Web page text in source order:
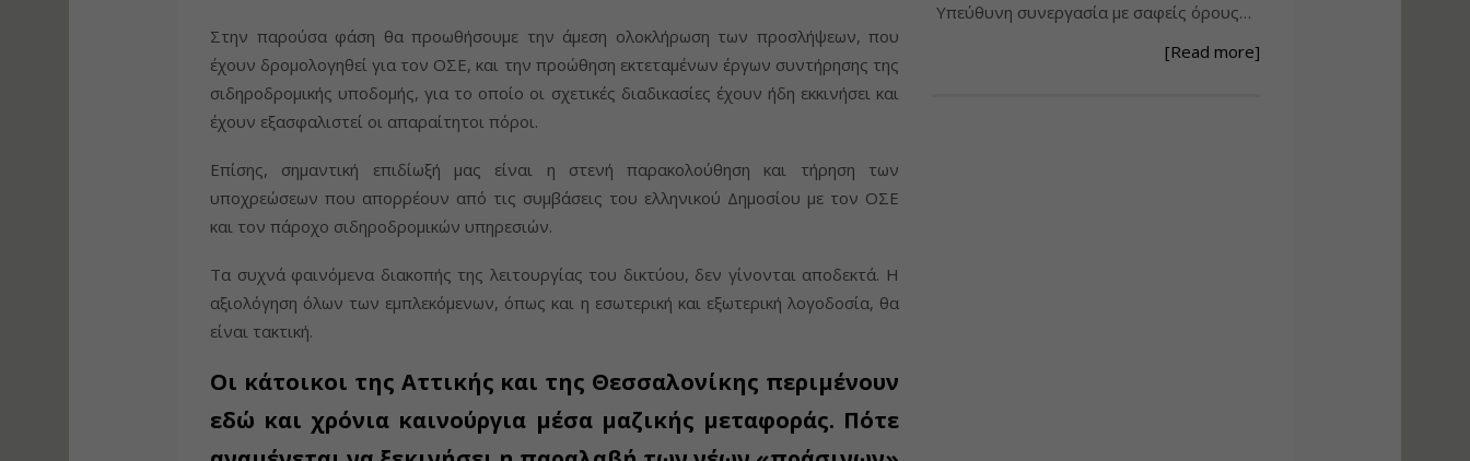
Στην παρούσα φάση θα προωθήσουμε την άμεση ολοκλήρωση των προσλήψεων, που
έχουν δρομολογηθεί για τον ΟΣΕ, και την προώθηση εκτεταμένων έργων συντήρησης της
σιδηροδρομικής υποδομής, για το οποίο οι σχετικές διαδικασίες έχουν ήδη εκκινήσει και
έχουν εξασφαλιστεί οι απαραίτητοι πόροι.
Επίσης, σημαντική επιδίωξή μας είναι η στενή παρακολούθηση και τήρηση των
υποχρεώσεων που απορρέουν από τις συμβάσεις του ελληνικού Δημοσίου με τον ΟΣΕ
και τον πάροχο σιδηροδρομικών υπηρεσιών.
Τα συχνά φαινόμενα διακοπής της λειτουργίας του δικτύου, δεν γίνονται αποδεκτά. Η
αξιολόγηση όλων των εμπλεκόμενων, όπως και η εσωτερική και εξωτερική λογοδοσία, θα
είναι τακτική.
Οι κάτοικοι της Αττικής και της Θεσσαλονίκης περιμένουν
εδώ και χρόνια καινούργια μέσα μαζικής μεταφοράς. Πότε
Υπεύθυνη συνεργασία με σαφείς όρους…
[Read more]
Επίβλεψη Δημοσίων
Έργων με τον
Ν.4782/2021